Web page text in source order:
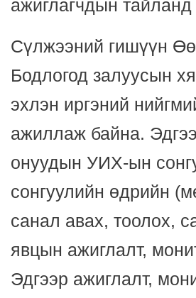
ажиглагчдын
Сүлжээний гишүүн
Бодлогод залуусын
эхлэн иргэний
ажиллаж байна.
онуудын УИХ-ын
сонгуулийн өдрийн
санал авах, тоолох,
явцын ажиглалт,
Эдгээр ажиглалт,